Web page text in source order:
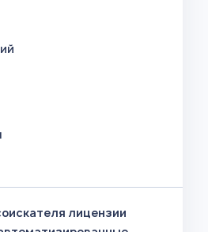
лицензии